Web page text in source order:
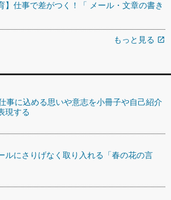
】仕事で差がつく！「 メール・文章の書き
もっと見る open_in_new
に込める思いや意志を小冊子や自己紹介
現する
ルにさりげなく取り入れる「春の花の言